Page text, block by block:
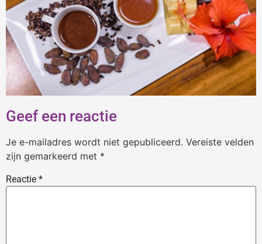
Geef een reactie
Je e-mailadres wordt niet gepubliceerd. Vereiste velden
zijn gemarkeerd met *
Reactie *